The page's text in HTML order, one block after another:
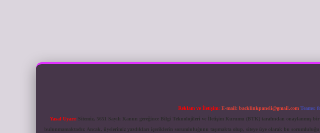
Reklam ve İletişim: E-mail: backlinkpaneli@gmail.com Teams:
Yasal Uyarı: Sitemiz, 5651 Sayılı Kanun gereğince Bilgi Teknolojileri ve İletişim Kurumu (BTK) tarafından onaylanmış
bulunmamaktadır. Ancak, üyelerimiz yazdıkları içeriklerin sorumluluğunu taşımakta olup, siteye üye olarak bu